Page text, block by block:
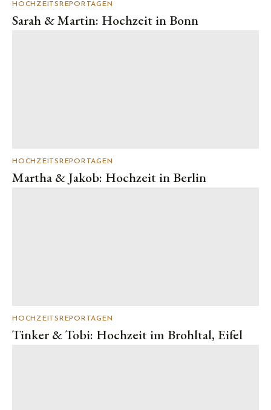
HOCHZEITSREPORTAGEN
Sarah & Martin: Hochzeit in Bonn
HOCHZEITSREPORTAGEN
Martha & Jakob: Hochzeit in Berlin
HOCHZEITSREPORTAGEN
Tinker & Tobi: Hochzeit im Brohltal, Eifel